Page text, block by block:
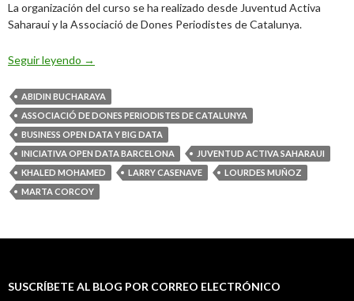
La organización del curso se ha realizado desde Juventud Activa
Saharaui y la Associació de Dones Periodistes de Catalunya.
Seguir leyendo Proyectos Open Data y Big Data para jóvenes
→
ABIDIN BUCHARAYA
ASSOCIACIÓ DE DONES PERIODISTES DE CATALUNYA
BUSINESS OPEN DATA Y BIG DATA
INICIATIVA OPEN DATA BARCELONA
JUVENTUD ACTIVA SAHARAUI
KHALED MOHAMED
LARRY CASENAVE
LOURDES MUÑOZ
MARTA CORCOY
SUSCRÍBETE AL BLOG POR CORREO ELECTRÓNICO